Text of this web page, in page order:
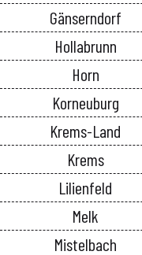
Gänserndorf
Hollabrunn
Horn
Korneuburg
Krems-Land
Krems
Lilienfeld
Melk
Mistelbach